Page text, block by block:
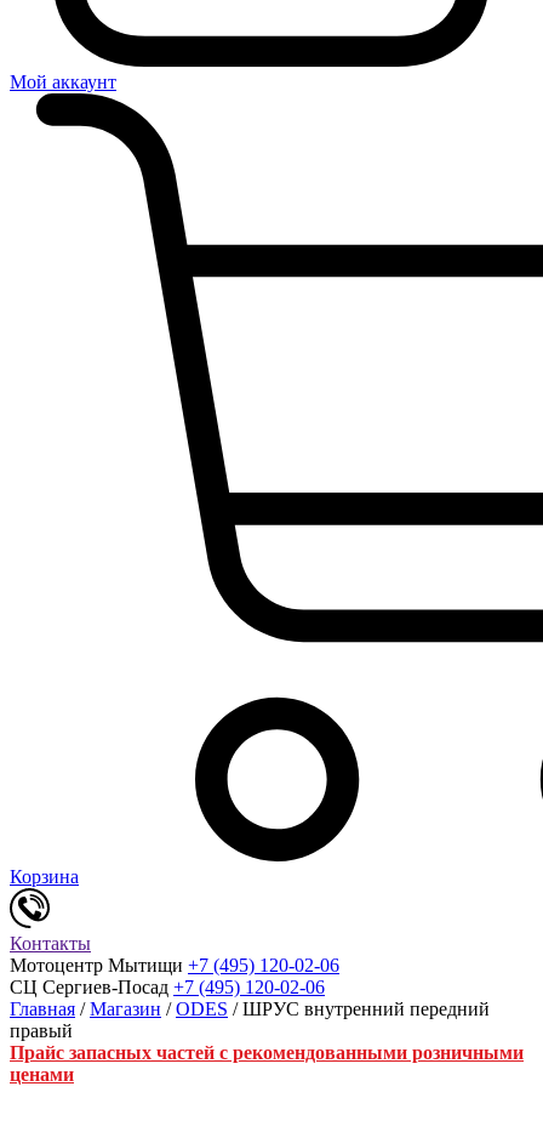
Мой аккаунт
Корзина
Контакты
Мотоцентр Мытищи +7 (495) 120-02-06
СЦ Сергиев-Посад +7 (495) 120-02-06
Главная /Магазин /ODES / ШРУС внутренний передний
правый
Прайс запасных частей с рекомендованными розничными
ценами